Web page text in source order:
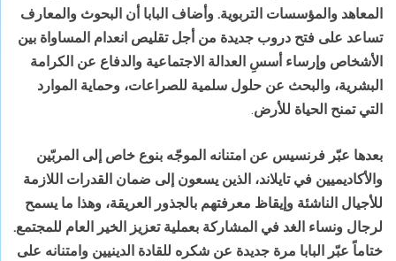
المعاهد والمؤسسات التربوية. وأضاف البابا أن البحوث والمعارف
تساعد على فتح دروب جديدة من أجل تقليص انعدام المساواة بين
الأشخاص وإرساء أسسِ العدالة الاجتماعية والدفاع عن الكرامة
البشرية، والبحث عن حلول سلمية للصراعات، وحماية الموارد
التي تمنح الحياة للأرض.
بعدها عبّر فرنسيس عن امتنانه الموجّه بنوع خاص إلى المربّين
والأكاديميين في تايلاند، الذين يسعون إلى ضمان القدرات اللازمة
للأجيال الناشئة وإيقاظ معرفتهم بالجذور العريقة، وهذا ما يسمح
لرجال ونساء الغد في المشاركة بعملية تعزيز الخير العام للمجتمع.
ختاماً عبّر البابا مرة جديدة عن شكره للقادة الدينيين وامتنانه على